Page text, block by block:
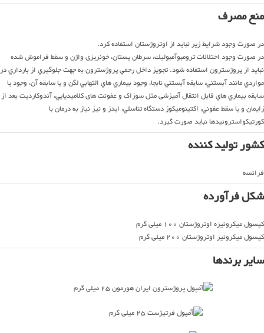
منع مصرف
در صورت وجود شرایط زیر نباید از اوتروژستان استفاده کرد.
در صورت وجود اختلالات ترومبوآمبوليك، سرطان پستان، خونريزی واژن و سقط فراموش شده
نبايد از پروژسترون استفاده شود. تجويز داخل رحمي پروژسترون به جهت جلوگيري از بارداري در
مواردي مانند آبستني، سابقه آبستني نابجا، وجود بيماري هاي التهابي لگن و يا سابقه آن، وجود يا
سابقه بيماري هاي قابل انتقال آميزشی مثل سوزاک و عفونت های كلاميديايي، آندوكارديت بعد از
زايمان و يا سقط عفوني، اكتينوميكوز دستگاه تناسلي، ايدز و نيز نياز به درمان با
كورتيكواستروئيدها نبايد صورت گيرد.
کشور تولید کننده
فرانسه
شکل فرآورده
کپسول میکرونیزه اوتروژستان 100 میلی گرم
کپسول میکرونیز اوتروژستان 200 میلی گرم
سایر برندها